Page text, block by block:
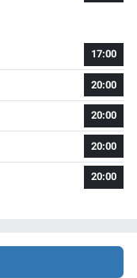
17:00
20:00
20:00
20:00
20:00